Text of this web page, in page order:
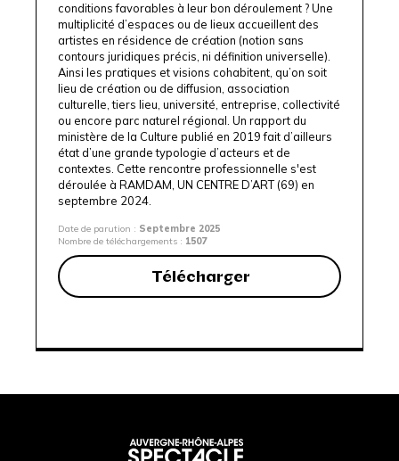
conditions favorables à leur bon déroulement ? Une
multiplicité d’espaces ou de lieux accueillent des
artistes en résidence de création (notion sans
contours juridiques précis, ni définition universelle).
Ainsi les pratiques et visions cohabitent, qu’on soit
lieu de création ou de diffusion, association
culturelle, tiers lieu, université, entreprise, collectivité
ou encore parc naturel régional. Un rapport du
ministère de la Culture publié en 2019 fait d’ailleurs
état d’une grande typologie d’acteurs et de
contextes. Cette rencontre professionnelle s'est
déroulée à RAMDAM, UN CENTRE D’ART(69) en
septembre 2024.
Date de parution : Septembre 2025
Nombre de téléchargements : 1507
Télécharger